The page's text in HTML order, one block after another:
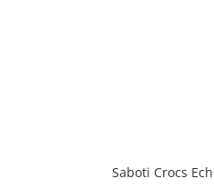
Saboti Crocs